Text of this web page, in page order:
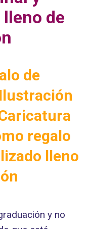
de
de
regalo
lleno
y no